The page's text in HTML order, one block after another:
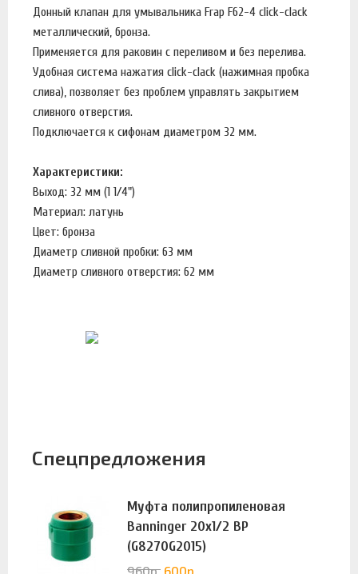
Донный клапан для умывальника Frap F62-4 click-clack
металлический, бронза.
Применяется для раковин с переливом и без перелива.
Удобная система нажатия click-clack (нажимная пробка
слива), позволяет без проблем управлять закрытием
сливного отверстия.
Подключается к сифонам диаметром 32 мм.
Характеристики:
Выход: 32 мм (1 1/4")
Материал: латунь
Цвет: бронза
Диаметр сливной пробки: 63 мм
Диаметр сливного отверстия: 62 мм
Спецпредложения
Муфта полипропиленовая
Banninger 20х1/2 ВР
(G8270G2015)
960р. 600р.